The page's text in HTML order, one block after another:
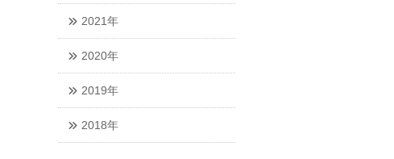
2021年
2020年
2019年
2018年